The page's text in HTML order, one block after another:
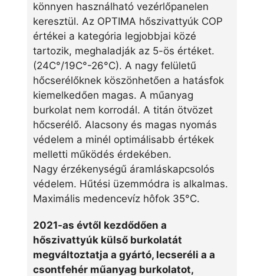
könnyen használható vezérlőpanelen
keresztül. Az OPTIMA hőszivattyúk COP
értékei a kategória legjobbjai közé
tartozik, meghaladják az 5-ös értéket.
(24C°/19C°-26°C). A nagy felületű
hőcserélőknek köszönhetően a hatásfok
kiemelkedően magas. A műanyag
burkolat nem korrodál. A titán ötvözet
hőcserélő. Alacsony és magas nyomás
védelem a minél optimálisabb értékek
melletti működés érdekében.
Nagy érzékenységű áramláskapcsolós
védelem. Hűtési üzemmódra is alkalmas.
Maximális medencevíz hôfok 35°C.
2021-as évtől kezdődően a
hőszivattyúk külső burkolatát
megváltoztatja a gyártó, lecseréli a a
csontfehér műanyag burkolatot,